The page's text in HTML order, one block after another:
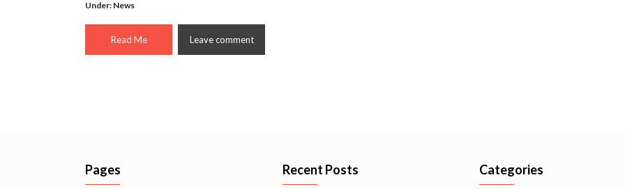
Under: News
Read Me Leave comment
Pages Recent Posts Categories